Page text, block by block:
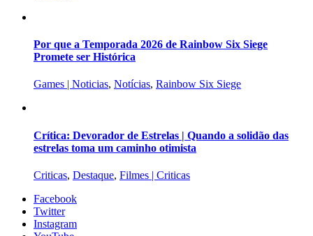
Por que a Temporada 2026 de Rainbow Six Siege
Promete ser Histórica
Games | Noticias, Notícias, Rainbow Six Siege
Crítica: Devorador de Estrelas | Quando a solidão das
estrelas toma um caminho otimista
Criticas, Destaque, Filmes | Criticas
Facebook
Twitter
Instagram